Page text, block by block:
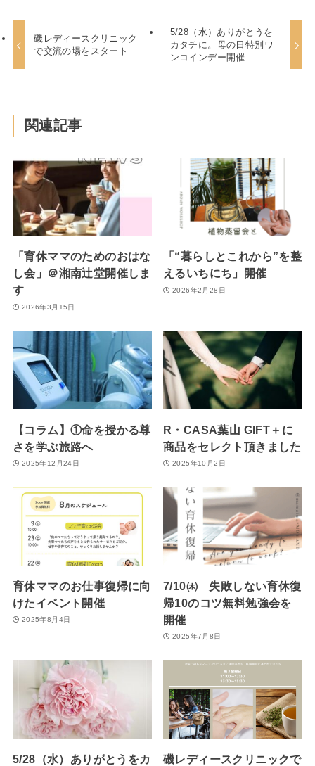
磯レディースクリニック
で交流の場をスタート
5/28（水）ありがとうを
カタチに。母の日特別ワ
ンコインデー開催
関連記事
「育休ママのためのおはな
し会」＠湘南辻堂開催しま
す
2026年3月15日
「“暮らしとこれから”を整
えるいちにち」開催
2026年2月28日
【コラム】①命を授かる尊
さを学ぶ旅路へ
2025年12月24日
R・CASA葉山 GIFT＋に
商品をセレクト頂きました
2025年10月2日
育休ママのお仕事復帰に向
けたイベント開催
2025年8月4日
7/10㈭ 失敗しない育休復
帰10のコツ無料勉強会を
開催
2025年7月8日
5/28（水）ありがとうをカ
磯レディースクリニックで